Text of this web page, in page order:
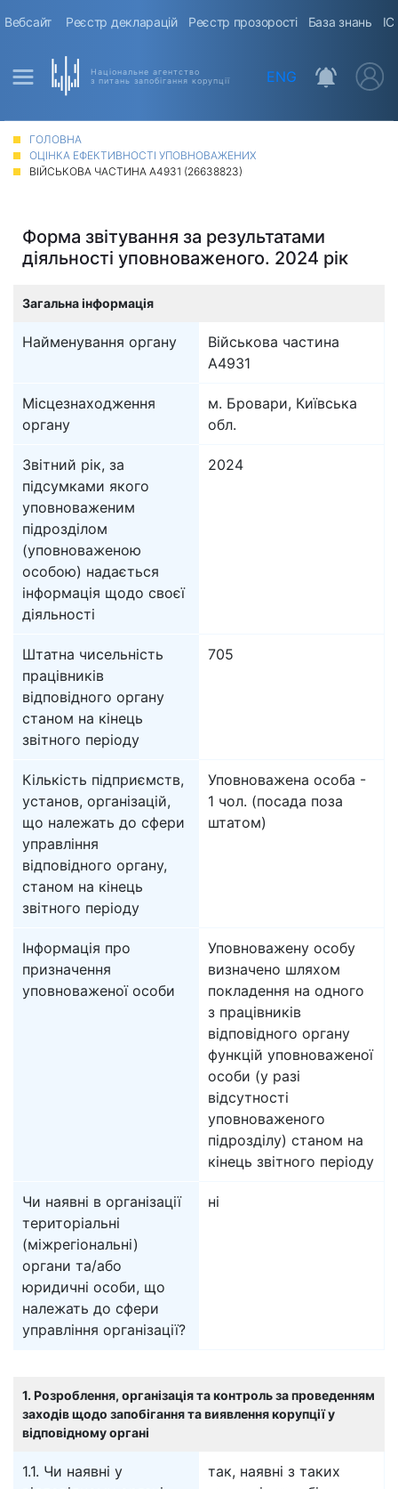
Вебсайт Реєстр декларацій Реєстр прозорості База знань
Національне агентство
з питань запобігання корупції
ENG
ГОЛОВНА
ОЦІНКА ЕФЕКТИВНОСТІ УПОВНОВАЖЕНИХ
ВІЙСЬКОВА ЧАСТИНА А4931 (26638823)
Форма звітування за результатами
діяльності уповноваженого. 2024 рік
Загальна інформація
Найменування органу
Військова частина
А4931
Місцезнаходження
органу
м. Бровари, Київська
обл.
Звітний рік, за
підсумками якого
уповноваженим
підрозділом
(уповноваженою
особою) надається
інформація щодо своєї
діяльності
2024
Штатна чисельність
працівників
відповідного органу
станом на кінець
звітного періоду
705
Кількість підприємств,
установ, організацій,
що належать до сфери
управління
відповідного органу,
станом на кінець
звітного періоду
Уповноважена особа -
1 чол. (посада поза
штатом)
Інформація про
призначення
уповноваженої особи
Уповноважену особу
визначено шляхом
покладення на одного
з працівників
відповідного органу
функцій уповноваженої
особи (у разі
відсутності
уповноваженого
підрозділу) станом на
кінець звітного періоду
Чи наявні в організації
територіальні
(міжрегіональні)
органи та/або
юридичні особи, що
належать до сфери
управління організації?
ні
1. Розроблення, організація та контроль за проведенням
заходів щодо запобігання та виявлення корупції у
відповідному органі
1.1. Чи наявні у
так, наявні з таких